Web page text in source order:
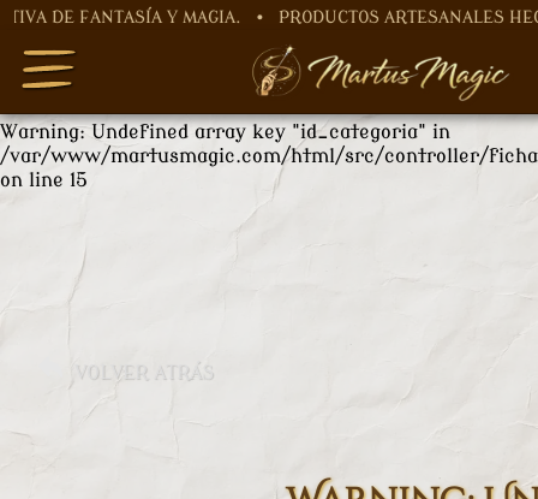
Y MAGIA. • PRODUCTOS ARTESANALES HECHOS A
/var/www/martusmagic.com/html/src/controller/
on line12
Warning: Undefined array key "id_categoria" in
/var/www/martusmagic.com/html/src/controller/
on line 15
VOLVER ATRÁS